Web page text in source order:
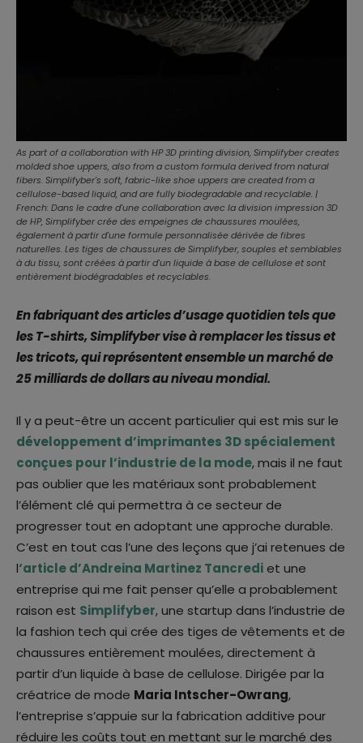
As part of a collaboration with HP 3D printing division, Simplifyber creates
molded shoe uppers, also from a custom formula derived from natural
fibers. Simplifyber's soft, fabric-like shoe uppers are created from a
cellulose-based liquid, and are fully biodegradable and recyclable. |
French: Dans le cadre d'une collaboration avec la division impression 3D
de HP, Simplifyber crée des empeignes de chaussures moulées,
également à partir d'une formule personnalisée dérivée de fibres
naturelles. Les tiges de chaussures de Simplifyber, souples et semblables
à du tissu, sont créées à partir d'un liquide à base de cellulose et sont
entièrement biodégradables et recyclables.
En fabriquant des articles d’usage quotidien tels que
les T-shirts, Simplifyber vise à remplacer les tissus et
les tricots, qui représentent ensemble un marché de
25 milliards de dollars au niveau mondial.
Il y a peut-être un accent particulier qui est mis sur le
développement d’imprimantes 3D spécialement
conçues pour l’industrie de la mode, mais il ne faut
pas oublier que les matériaux sont probablement
l’élément clé qui permettra à ce secteur de
progresser tout en adoptant une approche durable.
C’est en tout cas l’une des leçons que j’ai retenues de
l‘article d’Andreina Martinez Tancrediet une
entreprise qui me fait penser qu’elle a probablement
raison est Simplifyber, une startup dans l’industrie de
la fashion tech qui crée des tiges de vêtements et de
chaussures entièrement moulées, directement à
partir d’un liquide à base de cellulose. Dirigée par la
créatrice de mode Maria Intscher-Owrang,
l’entreprise s’appuie sur la fabrication additive pour
réduire les coûts tout en mettant sur le marché des